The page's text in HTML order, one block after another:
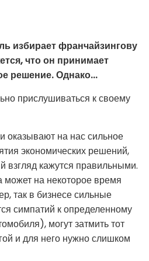
избирает франчайзингову
что он принимает
решение. Однако...
прислушиваться к своему
оказывают на нас сильное
экономических решений,
взгляд кажутся правильными.
может на некоторое время
так в бизнесе сильные
симпатий к определенному
могут затмить тот
и для него нужно слишком